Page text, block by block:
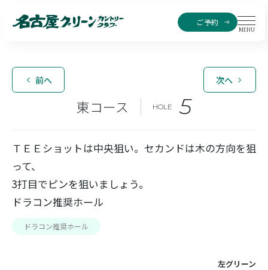
ご予約
MENU
前へ 次へ
東コース HOLE 5
ＴＥＥショットは中央狙い。セカンドは木の方向を狙
って、
3打目でピンを狙いましょう。
ドラコン推奨ホール
ドラコン推奨ホール
左グリーン